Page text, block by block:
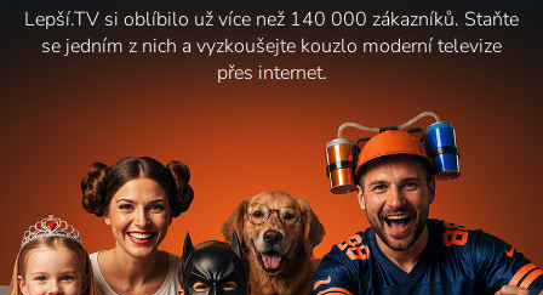
Lepší.TV si oblíbilo už více než 140 000 zákazníků. Staňte
se jedním z nich a vyzkoušejte kouzlo moderní televize
přes internet.